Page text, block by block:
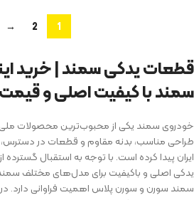
1
2
→
قطعات یدکی سمند | خرید
سمند با کیفیت اصلی و
خودروی سمند یکی از محبوب‌ترین محصولات
طراحی مناسب، بدنه مقاوم و قطعات در دسترس،
ایران پیدا کرده است. با توجه به استقبال
سمند سورن و سورن پلاس اهمیت فراوانی دارد.